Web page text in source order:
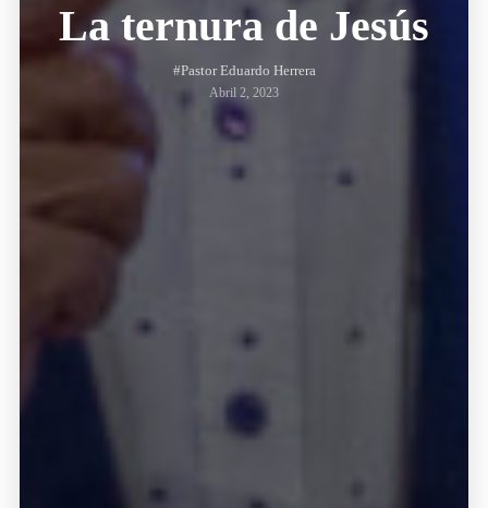
La ternura de Jesús
#Pastor Eduardo Herrera
Abril 2, 2023